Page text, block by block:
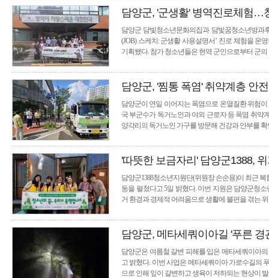
담양군, '군생활' 병역진로체험…
담양군 담빛청소년문화의집과 담빛꿈청소년방과
(JOB) 스케치: 군생활 사용설명서’ 진로 체험을 운
기획됐다. 참가 청소년들은 현역 군인으로부터 군
담양군, '찜통 폭염' 취약계층 안
담양군이 연일 이어지는 폭염으로 온열질환 위험
국 부군수가 독거노인과 야외 근로자 등 폭염 취약
양각리의 독거노인 가구를 방문해 건강과 안부를
'따뜻한 보금자리' 담양군1388,
담양군1388청소년지원단(위원장 손순용)이 최근
동을 펼쳤다고 5일 밝혔다. 이번 지원은 담양군청
거 환경과 경제적 어려움으로 생활에 불편을 겪는
담양군, 메타세쿼이아길 '푸른 경
담양군은 여름철 갈변 피해를 입은 메타세쿼이아
고 밝혔다. 이번 사업은 메타세쿼이아 가로수길의
으로 인해 잎이 갈변하고 생육이 저하되는 현상이